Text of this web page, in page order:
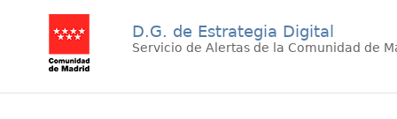
D.G. de Estrategia Digital
Servicio de Alertas de la Comunidad de